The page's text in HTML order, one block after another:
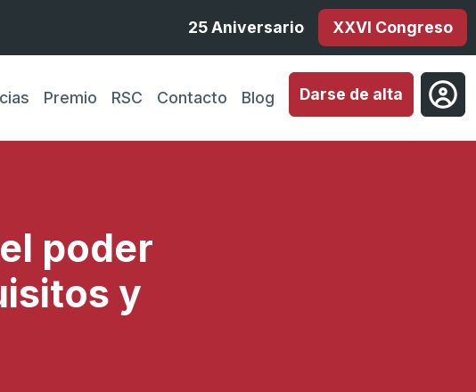
25 Aniversario
XXVI Congreso
Premio RSC Contacto Blog Darse de alta
poder
y